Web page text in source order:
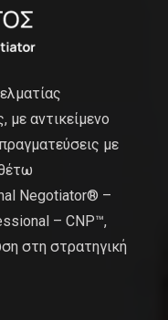
με αντικείμενο
με
Negotiator® –
– CNP™,
στη στρατηγική